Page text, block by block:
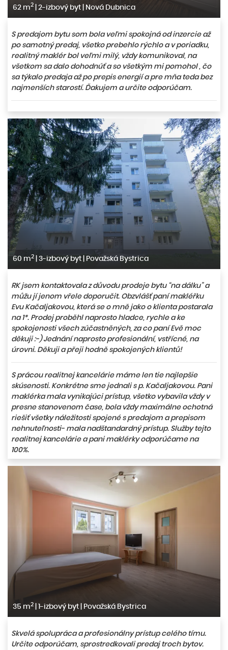
62 m2 |2-izbový byt| Nová Dubnica
S predajom bytu som bola veľmi spokojná od inzercie až
po samotný predaj, všetko prebehlo rýchlo a v poriadku,
realitný maklér bol veľmi milý, vždy komunikoval, na
všetkom sa dalo dohodnúť a so všetkým mi pomohol , čo
sa týkalo predaja až po prepis energií a pre mňa teda bez
najmenších starostí. Ďakujem a určite odporúčam.
60 m2 |3-izbový byt| Považská Bystrica
RK jsem kontaktovala z důvodu prodeje bytu “na dálku” a
můžu jí jenom vřele doporučit. Obzvlášť paní makléřku
Evu Kačaljakovou, která se o mně jako o klienta postarala
na 1*. Prodej proběhl naprosto hladce, rychle a ke
spokojenosti všech zúčastněných, za co paní Evě moc
děkuji :-) Jednání naprosto profesionální, vstřícné, na
úrovni. Děkuji a přeji hodně spokojených klientů!
S prácou realitnej kancelárie máme len tie najlepšie
skúsenosti. Konkrétne sme jednali s p. Kačaljakovou. Pani
maklérka mala vynikajúci prístup, všetko vybavila vždy v
presne stanovenom čase, bola vždy maximálne ochotná
riešiť všetky náležitosti spojené s predajom a prepisom
nehnuteľnosti- mala nadštandardný prístup. Služby tejto
realitnej kancelárie a pani maklérky odporúčame na
100%.
35 m2 |1-izbový byt| Považská Bystrica
Skvelá spolupráca a profesionálny prístup celého tímu.
Určite odporúčam, sprostredkovali predaj troch bytov.